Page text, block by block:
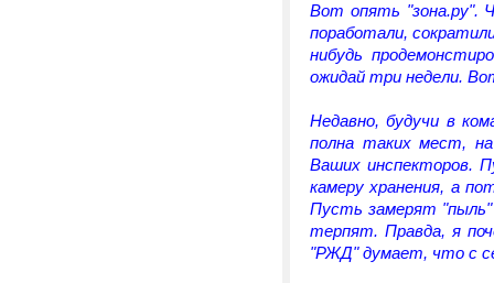
Вот опять "зона.ру".
поработали,
нибудь
ожидай три недели.
Недавно, будучи в
полна таких мест,
Ваших инспекторов.
камеру хранения, а
Пусть замерят
терпят. Правда, я
"РЖД" думает, что с